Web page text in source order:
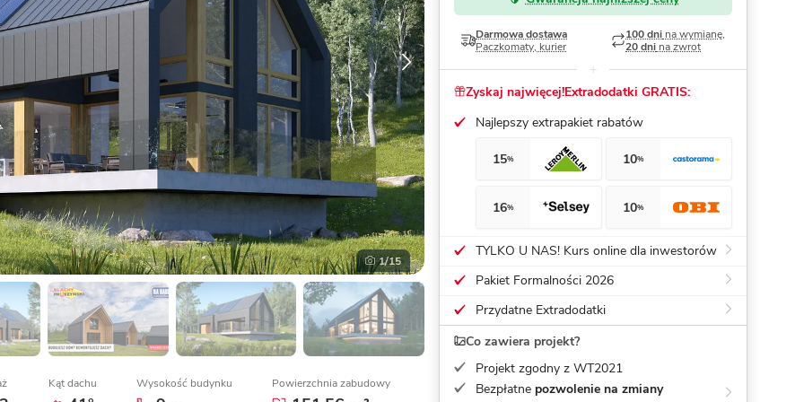
Dom pasywny- co to znaczy
1/15
Kąt dachu Wysokość budynku Powierzchnia zabudowy
Darmowa dostawa
Paczkomaty, kurier
100 dni na wymianę,
20 dni na zwrot
Zyskaj najwięcej!Extradodatki GRATIS:
Najlepszy extrapakiet rabatów
15% 10%
16% 10%
TYLKO U NAS! Kurs online dla inwestorów
Pakiet Formalności 2026
Przydatne Extradodatki
Co zawiera projekt?
Projekt zgodny z WT2021
Bezpłatne pozwolenie na zmiany